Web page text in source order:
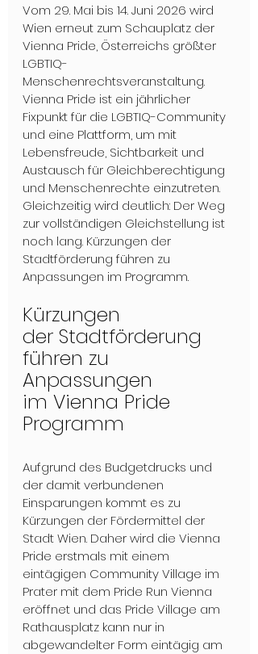
Vom 29. Mai bis 14. Juni 2026 wird
Wien erneut zum Schauplatz der
Vienna Pride, Österreichs größter
LGBTIQ-
Menschenrechtsveranstaltung.
Vienna Pride ist ein jährlicher
Fixpunkt für die LGBTIQ-Community
und eine Plattform, um mit
Lebensfreude, Sichtbarkeit und
Austausch für Gleichberechtigung
und Menschenrechte einzutreten.
Gleichzeitig wird deutlich: Der Weg
zur vollständigen Gleichstellung ist
noch lang. Kürzungen der
Stadtförderung führen zu
Anpassungen im Programm.
Kürzungen
der Stadtförderung
führen zu
Anpassungen
im Vienna Pride
Programm
Aufgrund des Budgetdrucks und
der damit verbundenen
Einsparungen kommt es zu
Kürzungen der Fördermittel der
Stadt Wien. Daher wird die Vienna
Pride erstmals mit einem
eintägigen Community Village im
Prater mit dem Pride Run Vienna
eröffnet und das Pride Village am
Rathausplatz kann nur in
abgewandelter Form eintägig am